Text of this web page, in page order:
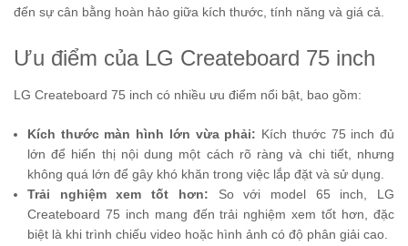
đến sự cân bằng hoàn hảo giữa kích thước, tính năng và giá cả.
Ưu điểm của LG Createboard 75 inch
LG Createboard 75 inch có nhiều ưu điểm nổi bật, bao gồm:
Kích thước màn hình lớn vừa phải: Kích thước 75 inch đủ
lớn để hiển thị nội dung một cách rõ ràng và chi tiết, nhưng
không quá lớn để gây khó khăn trong việc lắp đặt và sử dụng.
Trải nghiệm xem tốt hơn: So với model 65 inch, LG
Createboard 75 inch mang đến trải nghiệm xem tốt hơn, đặc
biệt là khi trình chiếu video hoặc hình ảnh có độ phân giải cao.